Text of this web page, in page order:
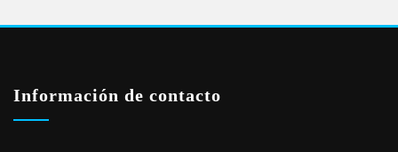
Información de contacto